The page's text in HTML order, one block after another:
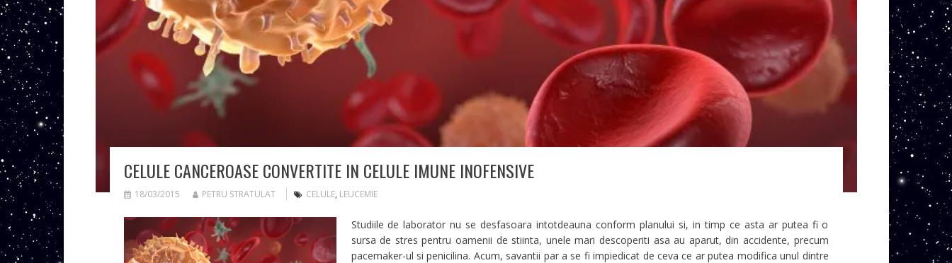
CELULE CANCEROASE CONVERTITE IN CELULE IMUNE INOFENSIVE
18/03/2015 PETRU STRATULAT CELULE, LEUCEMIE
Studiile de laborator nu se desfasoara intotdeauna conform planului si, in timp ce asta ar putea fi o
sursa de stres pentru oamenii de stiinta, unele mari descoperiti asa au aparut, din accidente, precum
pacemaker-ul si penicilina. Acum, savantii par a se fi impiedicat de ceva ce ar putea modifica unul dintre